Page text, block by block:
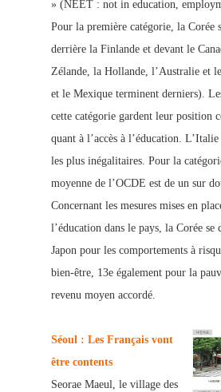
» (NEET : not in education,
Pour la première catégorie, la Corée
derrière la Finlande et devant le
Zélande, la Hollande, l’Australie et
et le Mexique terminent derniers).
cette catégorie gardent leur position
quant à l’accès à l’éducation.
les plus inégalitaires. Pour la
moyenne de l’OCDE est de un sur
Concernant les mesures mises en
l’éducation dans le pays, la Corée se
Japon pour les comportements à
bien-être, 13e également pour la
revenu moyen accordé.
Séoul : Les Français vont
être contents
Seorae Maeul, le village des